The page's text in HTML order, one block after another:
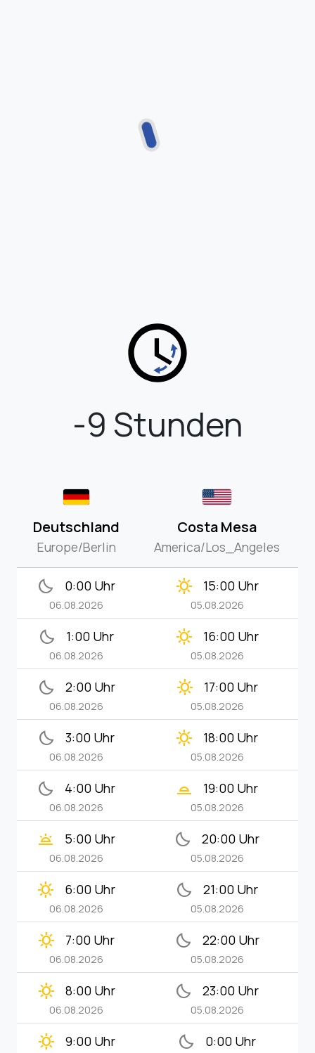
-9 Stunden
Deutschland
Europe/Berlin
Costa Mesa
America/Los_Angeles
bedtime 0:00 Uhr
06.08.2026
clear_day 15:00 Uhr
05.08.2026
bedtime 1:00 Uhr
06.08.2026
clear_day 16:00 Uhr
05.08.2026
bedtime 2:00 Uhr
06.08.2026
clear_day 17:00 Uhr
05.08.2026
bedtime 3:00 Uhr
06.08.2026
clear_day 18:00 Uhr
05.08.2026
bedtime 4:00 Uhr
06.08.2026
wb_twilight_2 19:00 Uhr
05.08.2026
wb_twilight 5:00 Uhr
06.08.2026
bedtime 20:00 Uhr
05.08.2026
clear_day 6:00 Uhr
06.08.2026
bedtime 21:00 Uhr
05.08.2026
clear_day 7:00 Uhr
06.08.2026
bedtime 22:00 Uhr
05.08.2026
clear_day 8:00 Uhr
06.08.2026
bedtime 23:00 Uhr
05.08.2026
clear_day 9:00 Uhr bedtime 0:00 Uhr